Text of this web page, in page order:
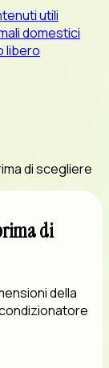
utili
domestici
libero
di scegliere
di
della